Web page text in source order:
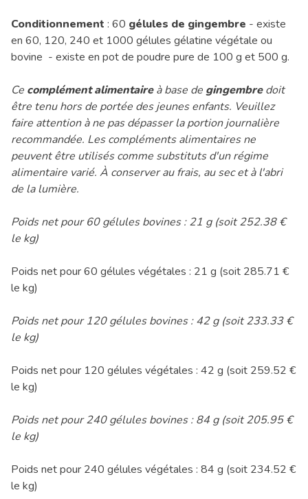
Conditionnement : 60 gélules de gingembre - existe
en 60, 120, 240 et 1000 gélules gélatine végétale ou
bovine - existe en pot de poudre pure de 100 g et 500 g.
Ce complément alimentaireà base de gingembredoit
être tenu hors de portée des jeunes enfants. Veuillez
faire attention à ne pas dépasser la portion journalière
recommandée. Les compléments alimentaires ne
peuvent être utilisés comme substituts d'un régime
alimentaire varié. À conserver au frais, au sec et à l'abri
de la lumière.
Poids net pour 60 gélules bovines : 21 g (soit 252.38 €
le kg)
Poids net pour 60 gélules végétales : 21 g (soit 285.71 €
le kg)
Poids net pour 120 gélules bovines : 42 g (soit 233.33 €
le kg)
Poids net pour 120 gélules végétales : 42 g (soit 259.52 €
le kg)
Poids net pour 240 gélules bovines : 84 g (soit 205.95 €
le kg)
Poids net pour 240 gélules végétales : 84 g (soit 234.52 €
le kg)